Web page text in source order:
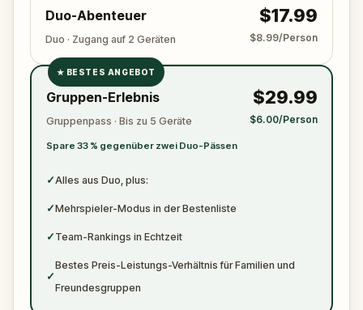
Duo-Abenteuer
Duo · Zugang auf 2 Geräten
$17.99
$8.99/Person
✓
✓
★ BESTES ANGEBOT
Gruppen-Erlebnis
Gruppenpass · Bis zu 5 Geräte
Spare 33 % gegenüber zwei Duo-Pässen
$29.99
$6.00/Person
✓Alles aus Duo, plus:
✓Mehrspieler-Modus in der Bestenliste
✓ Team-Rankings in Echtzeit
✓
Bestes Preis-Leistungs-Verhältnis für Familien und
Freundesgruppen